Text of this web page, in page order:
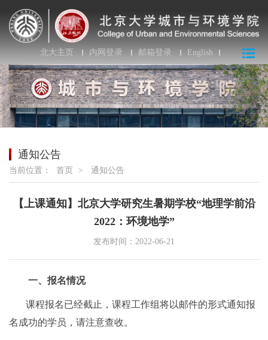
北大主页 内网登录 邮箱登录 English
通知公告
当前位置： 首页 > 通知公告
【上课通知】北京大学研究生暑期学校“地理学前沿
2022：环境地学”
发布时间：2022-06-21
一、 报名情况
课程报名已经截止，课程工作组将以邮件的形式通知报
名成功的学员 ，请注意查收。